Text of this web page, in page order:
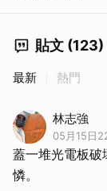
貼文 (123)
最新 熱門
林志強
05月15日
蓋一堆光電板破
憐。